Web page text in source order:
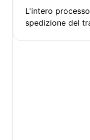
L'intero
spedizione del